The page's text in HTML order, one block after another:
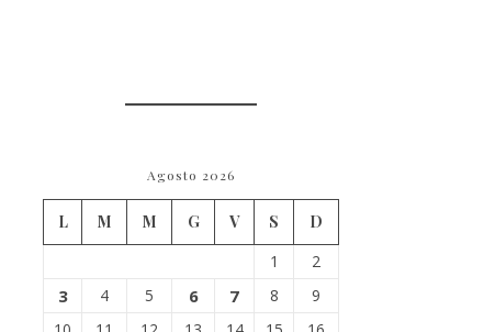
Agosto 2026
L M M G V S
D
1
2
3 4 5 6 7 8
9